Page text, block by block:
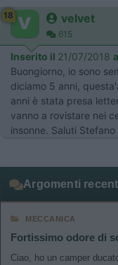
18 velvet
615
Inserito il 21/07/2018
Buongiorno, io sono
diciamo 5 anni,
anni è stata presa
vanno a rovistare nei
insonne. Saluti Stefano
Argomenti
MECCANICA
Fortissimo odore di
Ciao, ho un camper